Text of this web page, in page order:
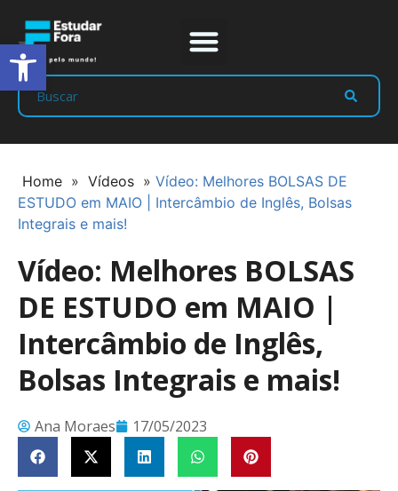
Home » Vídeos » Vídeo: Melhores BOLSAS DE
ESTUDO em MAIO | Intercâmbio de Inglês, Bolsas
Integrais e mais!
Vídeo: Melhores BOLSAS
DE ESTUDO em MAIO |
Intercâmbio de Inglês,
Bolsas Integrais e mais!
Ana Moraes 17/05/2023
Abrir a barra de ferramentas